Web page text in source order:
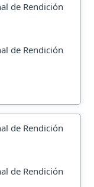
de Rendición
de Rendición
de Rendición
de Rendición